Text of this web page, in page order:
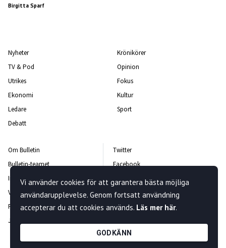
Birgitta Sparf
Nyheter
TV & Pod
Utrikes
Ekonomi
Ledare
Debatt
Krönikörer
Opinion
Fokus
Kultur
Sport
Om Bulletin
Bulletin-teamet
Integritetspolicy
Vanliga frågor och svar
Rättelsepolicy
Jobba hos oss
Twitter
Facebook
Instagram
Kontakta oss
Nyhetsbrev
Vi använder cookies för att garantera bästa möjliga
användarupplevelse. Genom fortsatt användning
accepterar du att cookies används. Läs mer här.
GODKÄNN